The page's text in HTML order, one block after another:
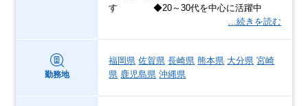
す ◆20～30代を中心に活躍中
…続きを読む
勤務地
福岡県 佐賀県 長崎県 熊本県 大分県 宮崎
県 鹿児島県 沖縄県